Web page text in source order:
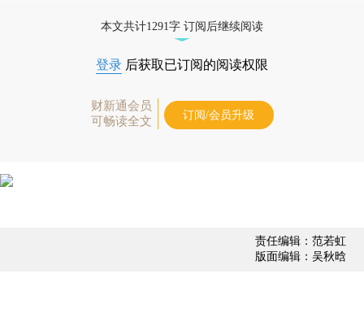
本文共计1291字 订阅后继续阅读
登录 后获取已订阅的阅读权限
财新通会员
可畅读全文
订阅/会员升级
责任编辑：范若虹
版面编辑：吴秋晗